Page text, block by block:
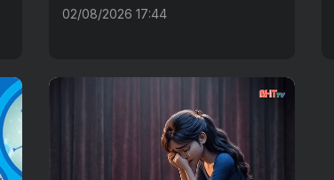
02/08/2026 17:44